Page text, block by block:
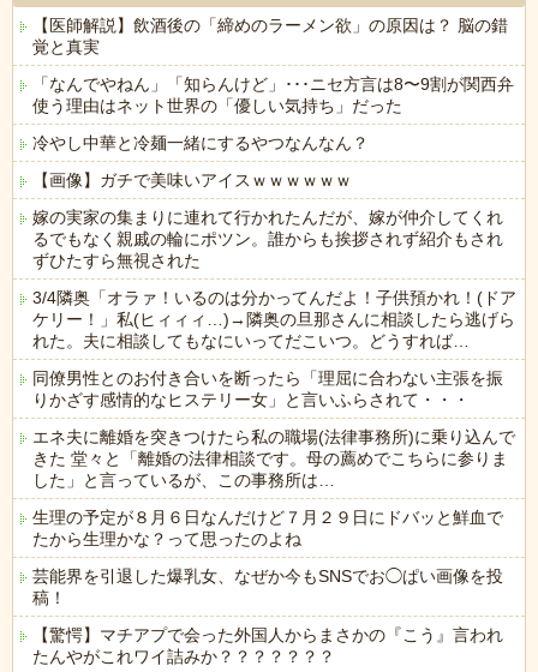
【医師解説】飲酒後の「締めのラーメン欲」の原因は？ 脳の錯
覚と真実
「なんでやねん」「知らんけど」･･･ニセ方言は8〜9割が関西弁
使う理由はネット世界の「優しい気持ち」だった
冷やし中華と冷麺一緒にするやつなんなん？
【画像】ガチで美味いアイスｗｗｗｗｗｗ
嫁の実家の集まりに連れて行かれたんだが、嫁が仲介してくれ
るでもなく親戚の輪にポツン。誰からも挨拶されず紹介もされ
ずひたすら無視された
3/4隣奥「オラァ！いるのは分かってんだよ！子供預かれ！(ドア
ケリー！」私(ヒィィィ…)→隣奥の旦那さんに相談したら逃げら
れた。夫に相談してもなにいってだこいつ。どうすれば…
同僚男性とのお付き合いを断ったら「理屈に合わない主張を振
りかざす感情的なヒステリー女」と言いふらされて・・・
エネ夫に離婚を突きつけたら私の職場(法律事務所)に乗り込んで
きた 堂々と「離婚の法律相談です。母の薦めでこちらに参りま
した」と言っているが、この事務所は…
生理の予定が８月６日なんだけど７月２９日にドバッと鮮血で
たから生理かな？って思ったのよね
芸能界を引退した爆乳女、なぜか今もSNSでお◯ぱい画像を投
稿！
【驚愕】マチアプで会った外国人からまさかの『こう』言われ
たんやがこれワイ詰みか？？？？？？？